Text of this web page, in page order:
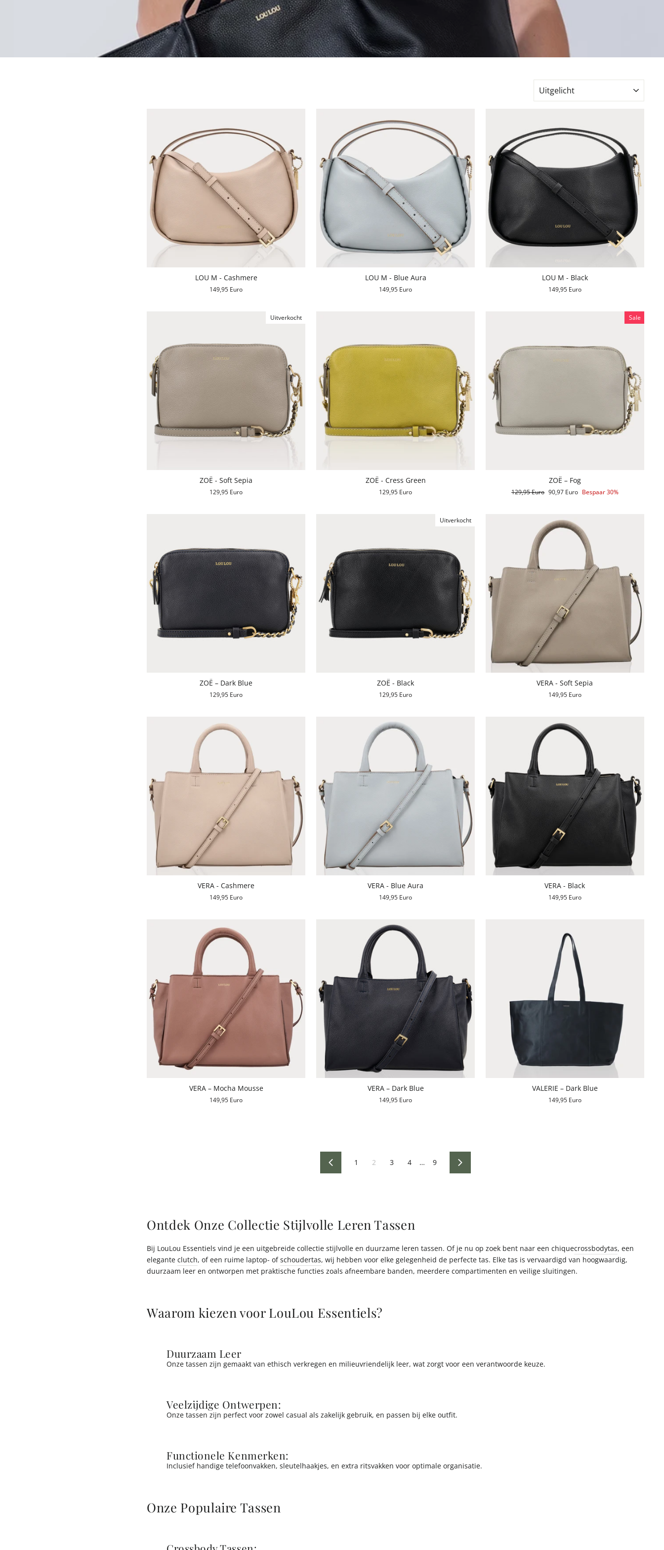
LOU M - Cashmere
149,95 Euro
LOU M - Blue Aura
149,95 Euro
LOU M - Black
149,95 Euro
Uitverkocht
ZOË - Soft Sepia
129,95 Euro
ZOË - Cress Green
129,95 Euro
Sale
ZOË – Fog
Reguliere
129,95 Euro Aanbiedingsprijs
90,97 Euro Bespaar 30%
ZOË – Dark Blue
129,95 Euro
Uitverkocht
ZOË - Black
129,95 Euro
VERA - Soft Sepia
149,95 Euro
VERA - Cashmere
149,95 Euro
VERA - Blue Aura
149,95 Euro
VERA - Black
149,95 Euro
VERA – Mocha Mousse
149,95 Euro
VERA – Dark Blue
149,95 Euro
VALERIE – Dark Blue
149,95 Euro
Vorige 1 2 3 4 … 9 Volgende
Ontdek Onze Collectie Stijlvolle Leren Tassen
Bij LouLou Essentiels vind je een uitgebreide collectie stijlvolle en duurzame leren tassen. Of je nu op zoek bent naar een chiquecrossbodytas, een
eleganteclutch, of een ruime laptop- ofschoudertas, wij hebben voor elke gelegenheid de perfecte tas. Elke tas is vervaardigd van hoogwaardig,
duurzaam leer en ontworpen met praktische functies zoals afneembare banden, meerdere compartimenten en veilige sluitingen.
Waarom kiezen voor LouLou Essentiels?
Duurzaam Leer
Onze tassen zijn gemaakt van ethisch verkregen en milieuvriendelijk leer, wat zorgt voor een verantwoorde keuze.
Veelzijdige Ontwerpen:
Onze tassen zijn perfect voor zowel casual als zakelijk gebruik, en passen bij elke outfit.
Functionele Kenmerken:
Inclusief handige telefoonvakken, sleutelhaakjes, en extra ritsvakken voor optimale organisatie.
Onze Populaire Tassen